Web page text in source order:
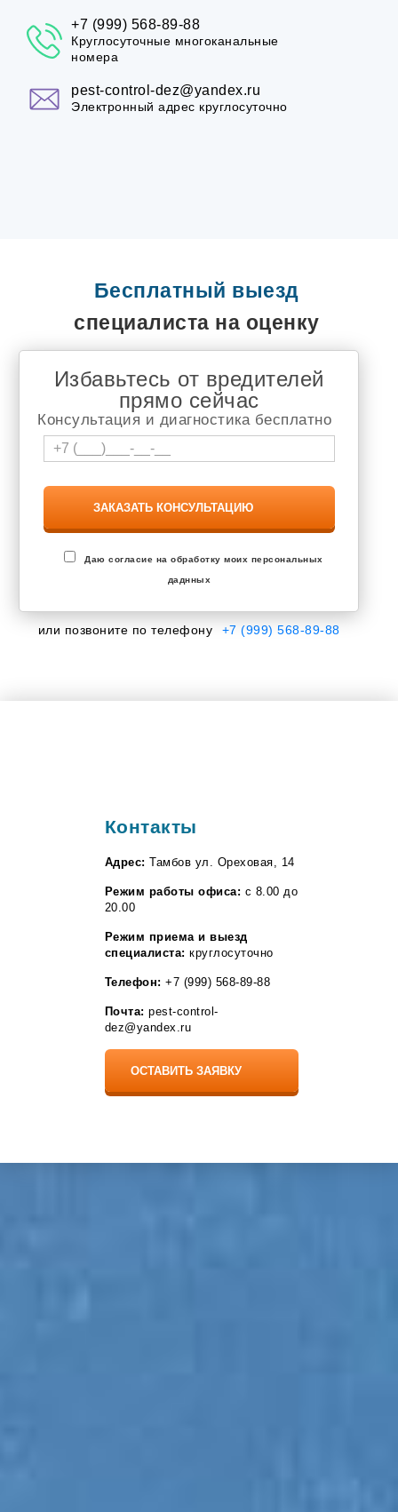
+7 (999) 568-89-88
Круглосуточные многоканальные
номера
pest-control-dez@yandex.ru
Электронный адрес круглосуточно
Бесплатный выезд
специалиста на оценку
Избавьтесь от вредителей
прямо сейчас
Консультация и диагностика бесплатно
Даю согласие на обработку моих персональных
даднных
или позвоните по телефону +7 (999) 568-89-88
Контакты
Адрес: Тамбов ул. Ореховая, 14
Режим работы офиса: с 8.00 до
20.00
Режим приема и выезд
специалиста: круглосуточно
Телефон: +7 (999) 568-89-88
Почта: pest-control-
dez@yandex.ru